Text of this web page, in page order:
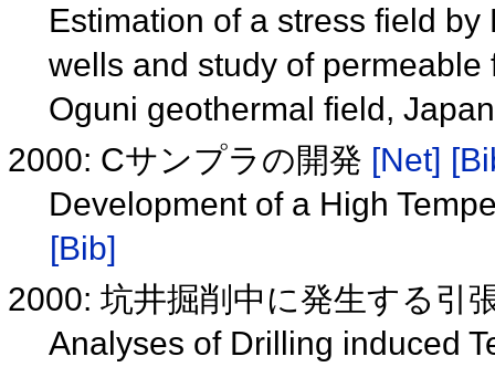
Estimation of a stress field
wells and study of
Oguni geothermal field,
2000: Cサンプラの開発 [Net]
Development of a High
[Bib]
2000: 坑井掘削中に発生する引
Analyses of Drilling induced